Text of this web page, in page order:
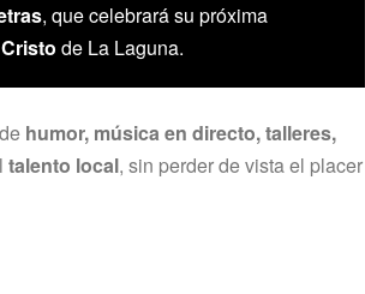
, que celebrará su próxima
de La Laguna.
humor, música en directo, talleres,
talento local, sin perder de vista el placer